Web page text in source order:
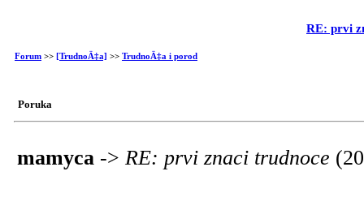
RE: prvi
Forum >> [TrudnoÄ‡a] >> TrudnoÄ‡a i porod
Poruka
mamyca -> RE: prvi znaci trudnoce